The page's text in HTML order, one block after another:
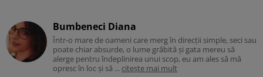
Bumbeneci Diana
Într-o mare de oameni care merg în direcții simple, seci sau
poate chiar absurde, o lume grăbită și gata mereu să
alerge pentru îndeplinirea unui scop, eu am ales să mă
opresc în loc și să ... citește mai mult